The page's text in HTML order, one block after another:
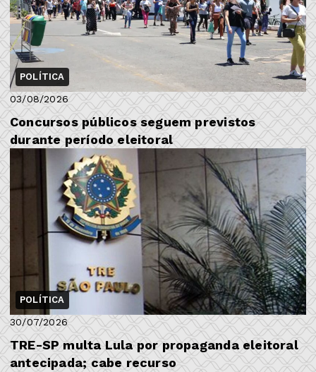
POLÍTICA
03/08/2026
Concursos públicos seguem previstos
durante período eleitoral
POLÍTICA
30/07/2026
TRE-SP multa Lula por propaganda eleitoral
antecipada; cabe recurso